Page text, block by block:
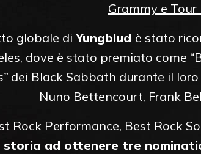
Grammy e Tour
globale diYungblud è stato
dove è stato premiato come
dei Black Sabbath durante il
Nuno Bettencourt, Frank
Rock Performance, Best Rock
storia ad ottenere tre